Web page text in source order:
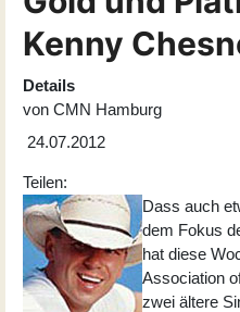
Kenny
Details
von CMN Hamburg
24.07.2012
Teilen:
Dass auch
dem Fokus
hat diese
Association
zwei ältere